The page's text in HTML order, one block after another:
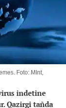
Foto: MInt,
indetine
Qazirgi tañda